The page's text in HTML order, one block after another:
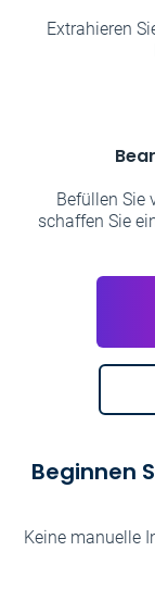
Extrahieren
Befüllen Sie
schaffen Sie
Beginnen
Keine manuelle